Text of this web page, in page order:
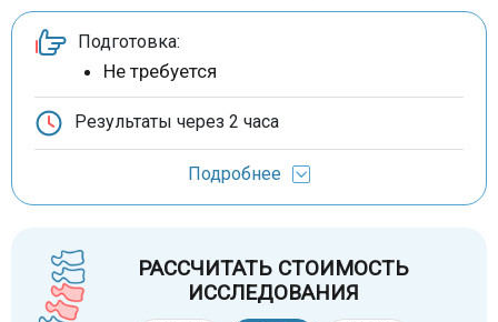
РАССЧИТАТЬ СТОИМОСТЬ
ИССЛЕДОВАНИЯ
Подготовка:
Не требуется
Результаты через 2 часа
Подробнее